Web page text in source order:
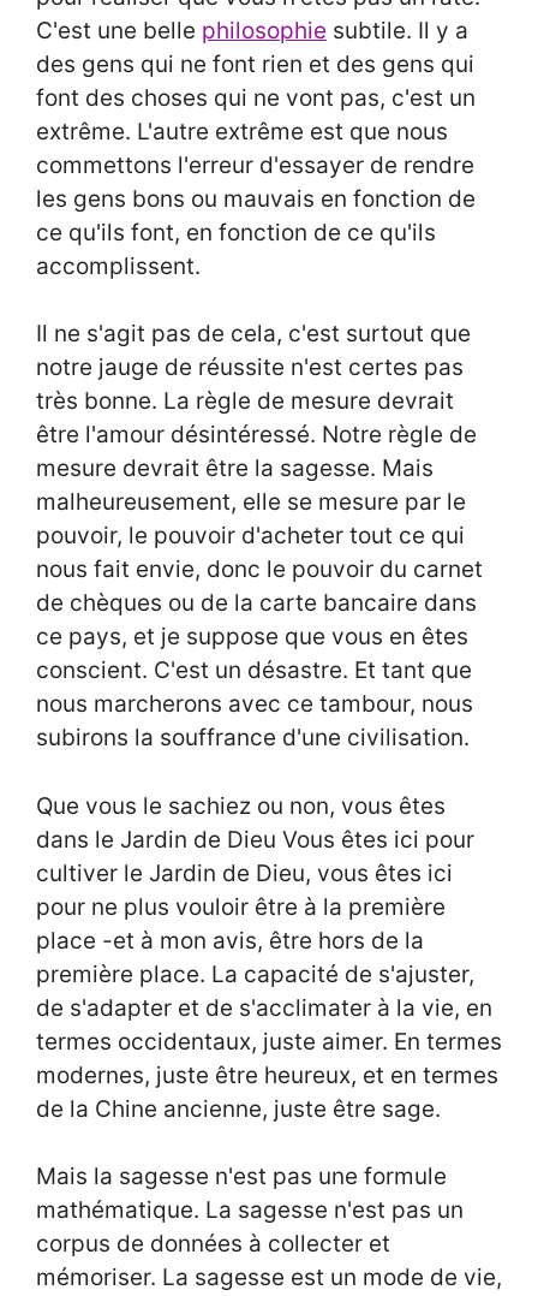
C'est une belle philosophie subtile. Il y a
des gens qui ne font rien et des gens qui
font des choses qui ne vont pas, c'est un
extrême. L'autre extrême est que nous
commettons l'erreur d'essayer de rendre
les gens bons ou mauvais en fonction de
ce qu'ils font, en fonction de ce qu'ils
accomplissent.
Il ne s'agit pas de cela, c'est surtout que
notre jauge de réussite n'est certes pas
très bonne. La règle de mesure devrait
être l'amour désintéressé. Notre règle de
mesure devrait être la sagesse. Mais
malheureusement, elle se mesure par le
pouvoir, le pouvoir d'acheter tout ce qui
nous fait envie, donc le pouvoir du carnet
de chèques ou de la carte bancaire dans
ce pays, et je suppose que vous en êtes
conscient. C'est un désastre. Et tant que
nous marcherons avec ce tambour, nous
subirons la souffrance d'une civilisation.
Que vous le sachiez ou non, vous êtes
dans le Jardin de Dieu Vous êtes ici pour
cultiver le Jardin de Dieu, vous êtes ici
pour ne plus vouloir être à la première
place -et à mon avis, être hors de la
première place. La capacité de s'ajuster,
de s'adapter et de s'acclimater à la vie, en
termes occidentaux, juste aimer. En termes
modernes, juste être heureux, et en termes
de la Chine ancienne, juste être sage.
Mais la sagesse n'est pas une formule
mathématique. La sagesse n'est pas un
corpus de données à collecter et
mémoriser. La sagesse est un mode de vie,